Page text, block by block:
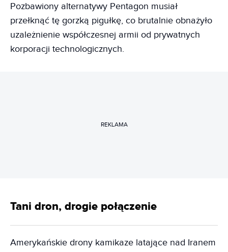
Pozbawiony alternatywy Pentagon musiał
przełknąć tę gorzką pigułkę, co brutalnie obnażyło
uzależnienie współczesnej armii od prywatnych
korporacji technologicznych.
REKLAMA
Tani dron, drogie połączenie
Amerykańskie drony kamikaze latające nad Iranem